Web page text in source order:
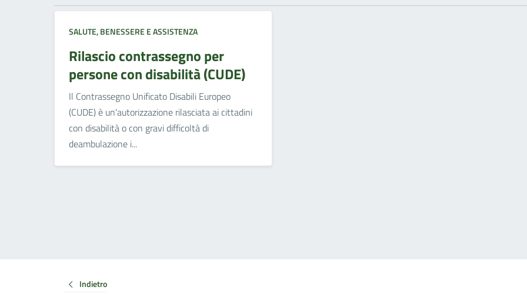
SALUTE, BENESSERE E ASSISTENZA
Rilascio contrassegno per
persone con disabilità (CUDE)
Il Contrassegno Unificato Disabili Europeo
(CUDE) è un'autorizzazione rilasciata ai cittadini
con disabilità o con gravi difficoltà di
deambulazione i...
Indietro